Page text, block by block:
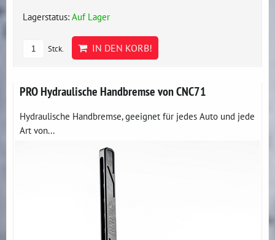
Lagerstatus: Auf Lager
Stck. IN DEN KORB!
PRO Hydraulische Handbremse von CNC71
Hydraulische Handbremse, geeignet für jedes Auto und jede
Art von...